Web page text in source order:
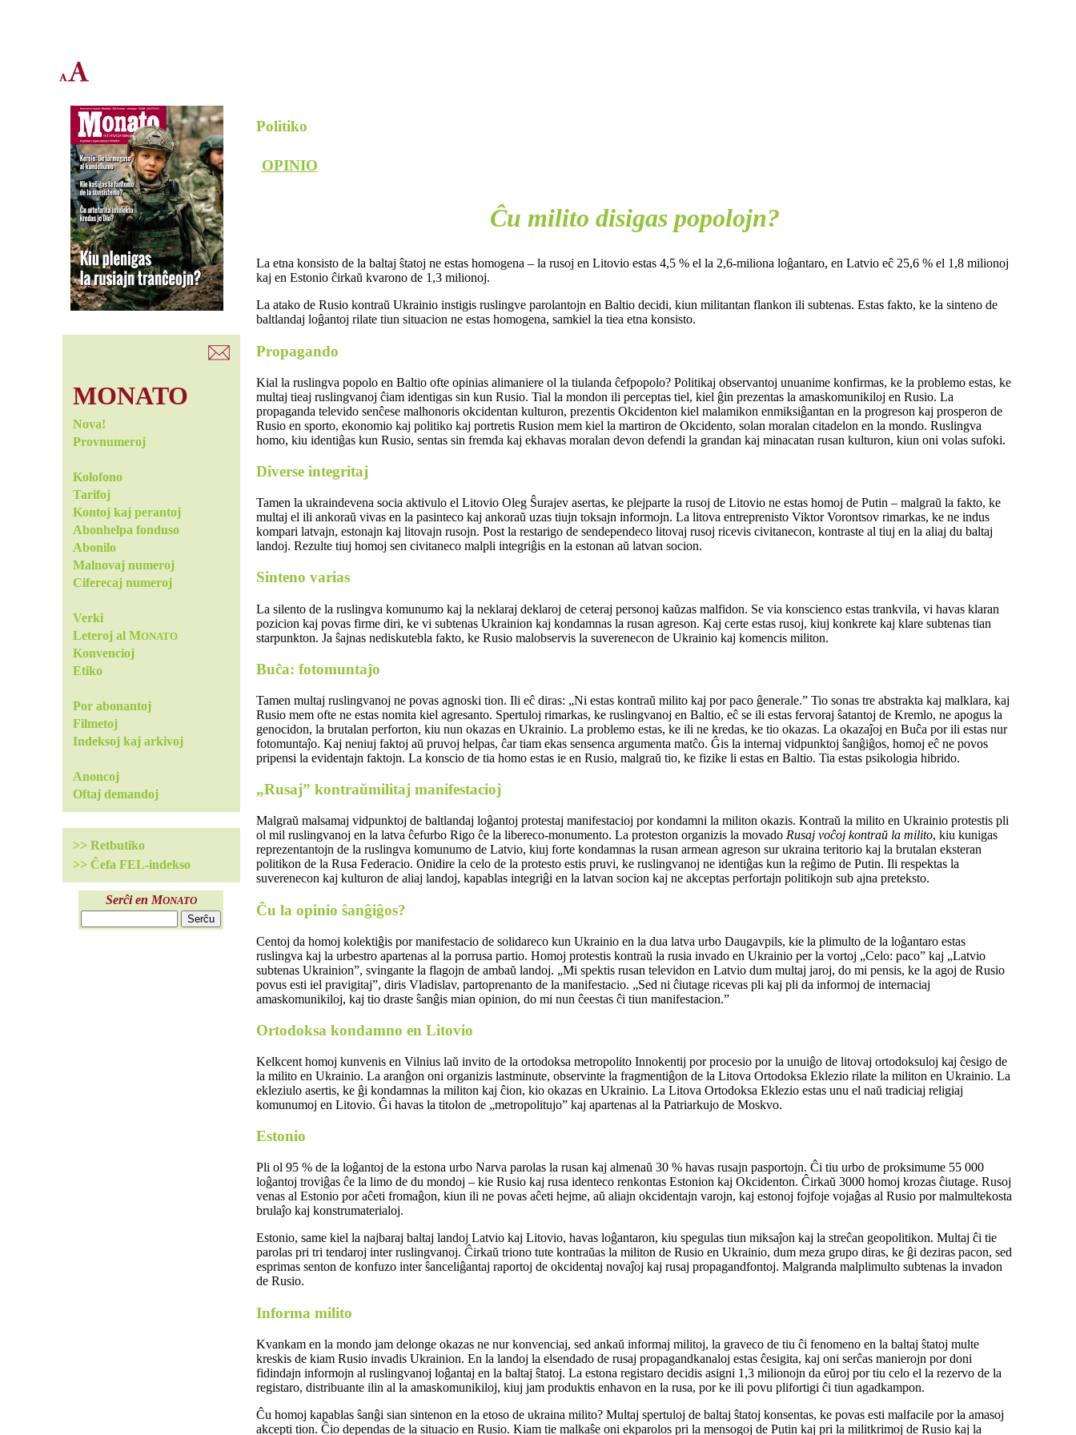
MONATO
Nova!
Provnumeroj
Kolofono
Tarifoj
Kontoj kaj perantoj
Abonhelpa fonduso
Abonilo
Malnovaj numeroj
Ciferecaj numeroj
Verki
Leteroj al MONATO
Konvencioj
Etiko
Por abonantoj
Filmetoj
Indeksoj kaj arkivoj
Anoncoj
Oftaj demandoj
>> Retbutiko
>> Ĉefa FEL-indekso
Serĉi en MONATO
Politiko
OPINIO
Ĉu milito disigas popolojn?
La etna konsisto de la baltaj ŝtatoj ne estas homogena – la rusoj en Litovio estas 4,5 % el la 2,6-miliona loĝantaro, en Latvio eĉ 25,6 % el 1,8 milionoj
kaj en Estonio ĉirkaŭ kvarono de 1,3 milionoj.
La atako de Rusio kontraŭ Ukrainio instigis ruslingve parolantojn en Baltio decidi, kiun militantan flankon ili subtenas. Estas fakto, ke la sinteno de
baltlandaj loĝantoj rilate tiun situacion ne estas homogena, samkiel la tiea etna konsisto.
Propagando
Kial la ruslingva popolo en Baltio ofte opinias alimaniere ol la tiulanda ĉefpopolo? Politikaj observantoj unuanime konfirmas, ke la problemo estas, ke
multaj tieaj ruslingvanoj ĉiam identigas sin kun Rusio. Tial la mondon ili perceptas tiel, kiel ĝin prezentas la amaskomunikiloj en Rusio. La
propaganda televido senĉese malhonoris okcidentan kulturon, prezentis Okcidenton kiel malamikon enmiksiĝantan en la progreson kaj prosperon de
Rusio en sporto, ekonomio kaj politiko kaj portretis Rusion mem kiel la martiron de Okcidento, solan moralan citadelon en la mondo. Ruslingva
homo, kiu identiĝas kun Rusio, sentas sin fremda kaj ekhavas moralan devon defendi la grandan kaj minacatan rusan kulturon, kiun oni volas sufoki.
Diverse integritaj
Tamen la ukraindevena socia aktivulo el Litovio Oleg Ŝurajev asertas, ke plejparte la rusoj de Litovio ne estas homoj de Putin – malgraŭ la fakto, ke
multaj el ili ankoraŭ vivas en la pasinteco kaj ankoraŭ uzas tiujn toksajn informojn. La litova entreprenisto Viktor Vorontsov rimarkas, ke ne indus
kompari latvajn, estonajn kaj litovajn rusojn. Post la restarigo de sendependeco litovaj rusoj ricevis civitanecon, kontraste al tiuj en la aliaj du baltaj
landoj. Rezulte tiuj homoj sen civitaneco malpli integriĝis en la estonan aŭ latvan socion.
Sinteno varias
La silento de la ruslingva komunumo kaj la neklaraj deklaroj de ceteraj personoj kaŭzas malfidon. Se via konscienco estas trankvila, vi havas klaran
pozicion kaj povas firme diri, ke vi subtenas Ukrainion kaj kondamnas la rusan agreson. Kaj certe estas rusoj, kiuj konkrete kaj klare subtenas tian
starpunkton. Ja ŝajnas nediskutebla fakto, ke Rusio malobservis la suverenecon de Ukrainio kaj komencis militon.
Buĉa: fotomuntaĵo
Tamen multaj ruslingvanoj ne povas agnoski tion. Ili eĉ diras: „Ni estas kontraŭ milito kaj por paco ĝenerale.” Tio sonas tre abstrakta kaj malklara, kaj
Rusio mem ofte ne estas nomita kiel agresanto. Spertuloj rimarkas, ke ruslingvanoj en Baltio, eĉ se ili estas fervoraj ŝatantoj de Kremlo, ne apogus la
genocidon, la brutalan perforton, kiu nun okazas en Ukrainio. La problemo estas, ke ili ne kredas, ke tio okazas. La okazaĵoj en Buĉa por ili estas nur
fotomuntaĵo. Kaj neniuj faktoj aŭ pruvoj helpas, ĉar tiam ekas sensenca argumenta matĉo. Ĝis la internaj vidpunktoj ŝanĝiĝos, homoj eĉ ne povos
pripensi la evidentajn faktojn. La konscio de tia homo estas ie en Rusio, malgraŭ tio, ke fizike li estas en Baltio. Tia estas psikologia hibrido.
„Rusaj” kontraŭmilitaj manifestacioj
Malgraŭ malsamaj vidpunktoj de baltlandaj loĝantoj protestaj manifestacioj por kondamni la militon okazis. Kontraŭ la milito en Ukrainio protestis pli
ol mil ruslingvanoj en la latva ĉefurbo Rigo ĉe la libereco-monumento. La proteston organizis la movado Rusaj voĉoj kontraŭ la milito, kiu kunigas
reprezentantojn de la ruslingva komunumo de Latvio, kiuj forte kondamnas la rusan armean agreson sur ukraina teritorio kaj la brutalan eksteran
politikon de la Rusa Federacio. Onidire la celo de la protesto estis pruvi, ke ruslingvanoj ne identiĝas kun la reĝimo de Putin. Ili respektas la
suverenecon kaj kulturon de aliaj landoj, kapablas integriĝi en la latvan socion kaj ne akceptas perfortajn politikojn sub ajna preteksto.
Ĉu la opinio ŝanĝiĝos?
Centoj da homoj kolektiĝis por manifestacio de solidareco kun Ukrainio en la dua latva urbo Daugavpils, kie la plimulto de la loĝantaro estas
ruslingva kaj la urbestro apartenas al la porrusa partio. Homoj protestis kontraŭ la rusia invado en Ukrainio per la vortoj „Celo: paco” kaj „Latvio
subtenas Ukrainion”, svingante la flagojn de ambaŭ landoj. „Mi spektis rusan televidon en Latvio dum multaj jaroj, do mi pensis, ke la agoj de Rusio
povus esti iel pravigitaj”, diris Vladislav, partoprenanto de la manifestacio. „Sed ni ĉiutage ricevas pli kaj pli da informoj de internaciaj
amaskomunikiloj, kaj tio draste ŝanĝis mian opinion, do mi nun ĉeestas ĉi tiun manifestacion.”
Ortodoksa kondamno en Litovio
Kelkcent homoj kunvenis en Vilnius laŭ invito de la ortodoksa metropolito Innokentij por procesio por la unuiĝo de litovaj ortodoksuloj kaj ĉesigo de
la milito en Ukrainio. La aranĝon oni organizis lastminute, observinte la fragmentiĝon de la Litova Ortodoksa Eklezio rilate la militon en Ukrainio. La
ekleziulo asertis, ke ĝi kondamnas la militon kaj ĉion, kio okazas en Ukrainio. La Litova Ortodoksa Eklezio estas unu el naŭ tradiciaj religiaj
komunumoj en Litovio. Ĝi havas la titolon de „metropolitujo” kaj apartenas al la Patriarkujo de Moskvo.
Estonio
Pli ol 95 % de la loĝantoj de la estona urbo Narva parolas la rusan kaj almenaŭ 30 % havas rusajn pasportojn. Ĉi tiu urbo de proksimume 55 000
loĝantoj troviĝas ĉe la limo de du mondoj – kie Rusio kaj rusa identeco renkontas Estonion kaj Okcidenton. Ĉirkaŭ 3000 homoj krozas ĉiutage. Rusoj
venas al Estonio por aĉeti fromaĝon, kiun ili ne povas aĉeti hejme, aŭ aliajn okcidentajn varojn, kaj estonoj fojfoje vojaĝas al Rusio por malmultekosta
brulaĵo kaj konstrumaterialoj.
Estonio, same kiel la najbaraj baltaj landoj Latvio kaj Litovio, havas loĝantaron, kiu spegulas tiun miksaĵon kaj la streĉan geopolitikon. Multaj ĉi tie
parolas pri tri tendaroj inter ruslingvanoj. Ĉirkaŭ triono tute kontraŭas la militon de Rusio en Ukrainio, dum meza grupo diras, ke ĝi deziras pacon, sed
esprimas senton de konfuzo inter ŝanceliĝantaj raportoj de okcidentaj novaĵoj kaj rusaj propagandfontoj. Malgranda malplimulto subtenas la invadon
de Rusio.
Informa milito
Kvankam en la mondo jam delonge okazas ne nur konvenciaj, sed ankaŭ informaj militoj, la graveco de tiu ĉi fenomeno en la baltaj ŝtatoj multe
kreskis de kiam Rusio invadis Ukrainion. En la landoj la elsendado de rusaj propagandkanaloj estas ĉesigita, kaj oni serĉas manierojn por doni
fidindajn informojn al ruslingvanoj loĝantaj en la baltaj ŝtatoj. La estona registaro decidis asigni 1,3 milionojn da eŭroj por tiu celo el la rezervo de la
registaro, distribuante ilin al la amaskomunikiloj, kiuj jam produktis enhavon en la rusa, por ke ili povu plifortigi ĉi tiun agadkampon.
Ĉu homoj kapablas ŝanĝi sian sintenon en la etoso de ukraina milito? Multaj spertuloj de baltaj ŝtatoj konsentas, ke povas esti malfacile por la amasoj
akcepti tion. Ĉio dependas de la situacio en Rusio. Kiam tie malkaŝe oni ekparolos pri la mensogoj de Putin kaj pri la militkrimoj de Rusio kaj la